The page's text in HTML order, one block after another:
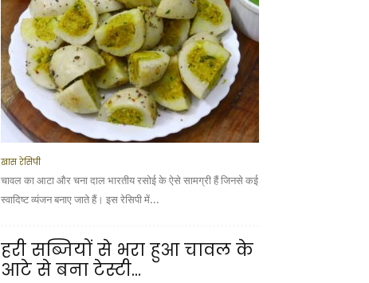
खास रेसिपी
चावल का आटा और चना दाल भारतीय रसोई के ऐसे सामग्री हैं जिनसे कई
स्वादिष्ट व्यंजन बनाए जाते हैं। इस रेसिपी में...
हरी सब्जियों से भरा हुआ चावल के
आटे से बना टेस्टी...